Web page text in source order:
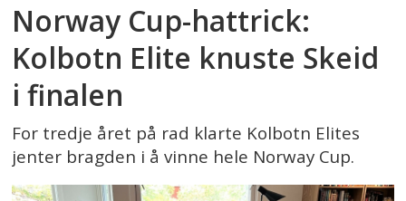
Norway Cup-hattrick:
Kolbotn Elite knuste Skeid
i finalen
For tredje året på rad klarte Kolbotn Elites
jenter bragden i å vinne hele Norway Cup.